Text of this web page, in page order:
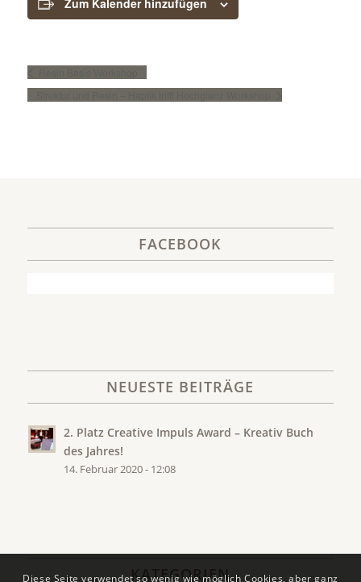
FACEBOOK
NEUESTE BEITRÄGE
2. Platz Creative Impuls Award – Kreativ Buch
des Jahres!
14. Februar 2020 - 12:08
KATEGORIEN
Diese Seite verwendet so wenig wie möglich Cookies, aber ganz